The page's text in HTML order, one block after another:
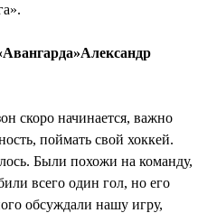
скоро начинается, важно
поймать свой хоккей.
Были похожи на команду,
всего один гол, но его
обсуждали нашу игру,